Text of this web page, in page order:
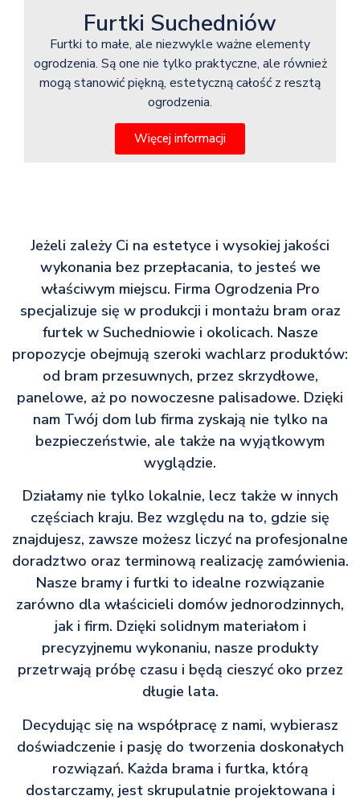
Furtki Suchedniów
Furtki to małe, ale niezwykle ważne elementy
ogrodzenia. Są one nie tylko praktyczne, ale również
mogą stanowić piękną, estetyczną całość z resztą
ogrodzenia.
Więcej informacji
Jeżeli zależy Ci na estetyce i wysokiej jakości
wykonania bez przepłacania, to jesteś we
właściwym miejscu. Firma Ogrodzenia Pro
specjalizuje się w produkcji i montażu bram oraz
furtek w Suchedniowie i okolicach. Nasze
propozycje obejmują szeroki wachlarz produktów:
od bram przesuwnych, przez skrzydłowe,
panelowe, aż po nowoczesne palisadowe. Dzięki
nam Twój dom lub firma zyskają nie tylko na
bezpieczeństwie, ale także na wyjątkowym
wyglądzie.
Działamy nie tylko lokalnie, lecz także w innych
częściach kraju. Bez względu na to, gdzie się
znajdujesz, zawsze możesz liczyć na profesjonalne
doradztwo oraz terminową realizację zamówienia.
Nasze bramy i furtki to idealne rozwiązanie
zarówno dla właścicieli domów jednorodzinnych,
jak i firm. Dzięki solidnym materiałom i
precyzyjnemu wykonaniu, nasze produkty
przetrwają próbę czasu i będą cieszyć oko przez
długie lata.
Decydując się na współpracę z nami, wybierasz
doświadczenie i pasję do tworzenia doskonałych
rozwiązań. Każda brama i furtka, którą
dostarczamy, jest skrupulatnie projektowana i